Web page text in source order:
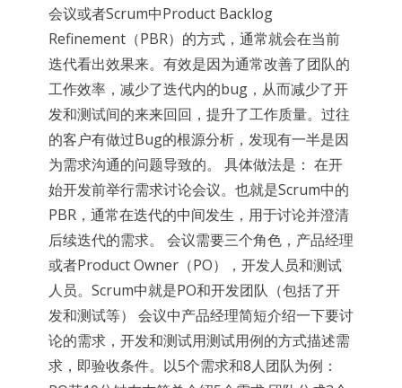
会议或者Scrum中Product Backlog
Refinement（PBR）的方式，通常就会在当前
迭代看出效果来。有效是因为通常改善了团队的
工作效率，减少了迭代内的bug，从而减少了开
发和测试间的来来回回，提升了工作质量。过往
的客户有做过Bug的根源分析，发现有一半是因
为需求沟通的问题导致的。 具体做法是： 在开
始开发前举行需求讨论会议。也就是Scrum中的
PBR，通常在迭代的中间发生，用于讨论并澄清
后续迭代的需求。 会议需要三个角色，产品经理
或者Product Owner（PO），开发人员和测试
人员。Scrum中就是PO和开发团队（包括了开
发和测试等） 会议中产品经理简短介绍一下要讨
论的需求，开发和测试用测试用例的方式描述需
求，即验收条件。以5个需求和8人团队为例：